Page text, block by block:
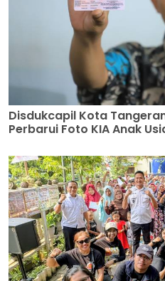
Disdukcapil Kota
Perbarui Foto KIA Anak